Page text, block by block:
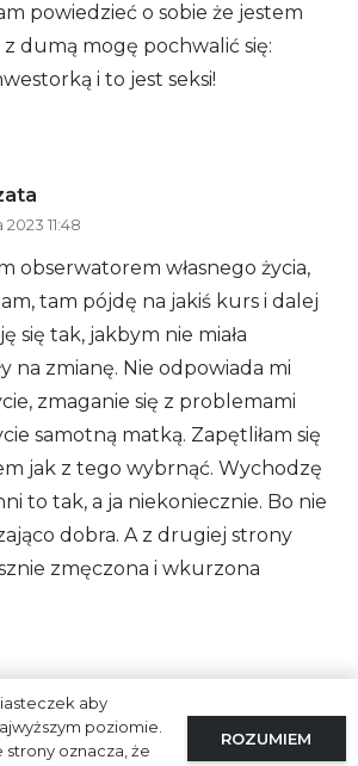
powiedzieć o sobie że jestem
dumą mogę pochwalić się:
i to jest seksi!
11:48
obserwatorem własnego życia,
tam pójdę na jakiś kurs i dalej
się tak, jakbym nie miała
na zmianę. Nie odpowiada mi
zmaganie się z problemami
samotną matką. Zapętliłam się
jak z tego wybrnąć. Wychodzę
to tak, a ja niekoniecznie. Bo nie
dobra. A z drugiej strony
zmęczona i wkurzona
17:44
wszystkim. I co bardzo trudne,
aby
poziomie.
strony oznacza, że
ROZUMIEM